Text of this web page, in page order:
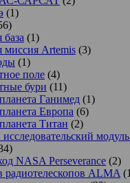
(1)
(1)
миссия Artemis (3)
(1)
поле (4)
бури (11)
Ганимед (1)
Европа (6)
Титан (2)
модуль
NASA Perseverance (2)
радиотелескопов ALMA